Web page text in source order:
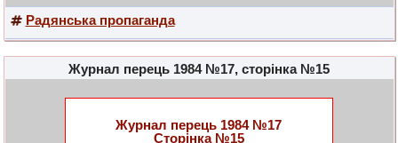
Радянська пропаганда
Журнал перець 1984 №17, сторінка №15
Журнал перець 1984 №17
Сторінка №15